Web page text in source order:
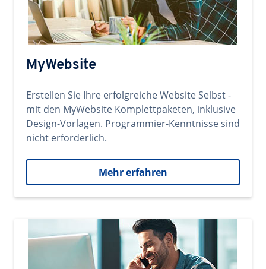
MyWebsite
Erstellen Sie Ihre erfolgreiche Website Selbst -
mit den MyWebsite Komplettpaketen, inklusive
Design-Vorlagen. Programmier-Kenntnisse sind
nicht erforderlich.
Mehr erfahren